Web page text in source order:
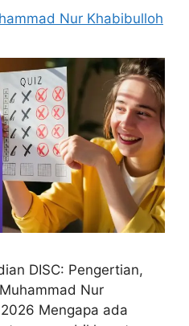
Nur Khabibulloh
DISC: Pengertian,
Nur
Mengapa ada